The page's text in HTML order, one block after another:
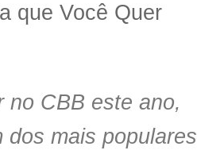
que Você Quer
no CBB este ano,
dos mais populares